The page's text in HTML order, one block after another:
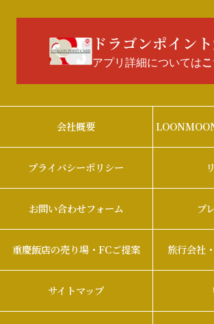
ドラゴンポイン
アプリ詳細については
会社概要
プライバシーポリシー
お問い合わせフォーム プ
重慶飯店の売り場・FCご提案 旅行会社
サイトマップ